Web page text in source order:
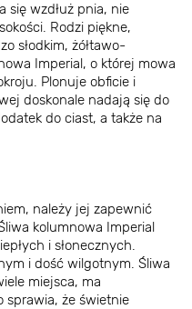
się wzdłuż pnia, nie
Rodzi piękne,
słodkim, żółtawo-
Imperial, o której mowa
Plonuje obficie i
doskonale nadają się do
do ciast, a także na
należy jej zapewnić
kolumnowa Imperial
i słonecznych.
i dość wilgotnym. Śliwa
miejsca, ma
sprawia, że świetnie